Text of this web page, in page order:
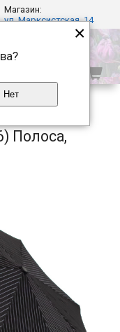
Магазин:
ул. Марксистская, 14
Полоса,
×
?
Нет